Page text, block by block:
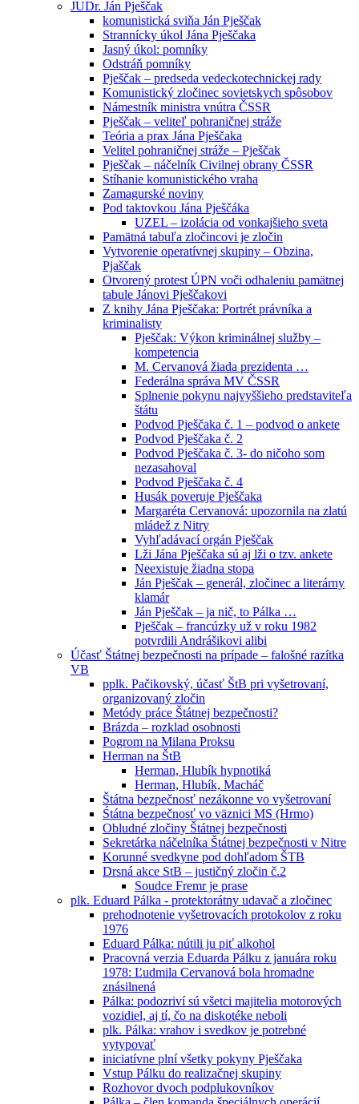
JUDr. Ján Pješčak
komunistická sviňa Ján Pješčak
Strannícky úkol Jána Pješčaka
Jasný úkol: pomníky
Odstráň pomníky
Pješčak – predseda vedeckotechnickej rady
Komunistický zločinec sovietskych spôsobov
Námestník ministra vnútra ČSSR
Pješčak – veliteľ pohraničnej stráže
Teória a prax Jána Pješčaka
Velitel pohraničnej stráže – Pješčak
Pješčak – náčelník Civilnej obrany ČSSR
Stíhanie komunistického vraha
Zamagurské noviny
Pod taktovkou Jána Pješčáka
UZEL – izolácia od vonkajšieho sveta
Pamätná tabuľa zločincovi je zločin
Vytvorenie operatívnej skupiny – Obzina,
Pjaščak
Otvorený protest ÚPN voči odhaleniu pamätnej
tabule Jánovi Pješčakovi
Z knihy Jána Pješčaka: Portrét právníka a
kriminalisty
Pješčak: Výkon kriminálnej služby –
kompetencia
M. Cervanová žiada prezidenta …
Federálna správa MV ČSSR
Splnenie pokynu najvyššieho predstaviteľa
štátu
Podvod Pješčaka č. 1 – podvod o ankete
Podvod Pješčaka č. 2
Podvod Pješčaka č. 3- do ničoho som
nezasahoval
Podvod Pješčaka č. 4
Husák poveruje Pješčaka
Margaréta Cervanová: upozornila na zlatú
mládež z Nitry
Vyhľadávací orgán Pješčak
Lži Jána Pješčaka sú aj lži o tzv. ankete
Neexistuje žiadna stopa
Ján Pješčak – generál, zločinec a literárny
klamár
Ján Pješčak – ja nič, to Pálka …
Pješčak – francúzky už v roku 1982
potvrdili Andrášikovi alibi
Účasť Štátnej bezpečnosti na prípade – falošné razítka
VB
pplk. Pačikovský, účasť ŠtB pri vyšetrovaní,
organizovaný zločin
Metódy práce Štátnej bezpečnosti?
Brázda – rozklad osobnosti
Pogrom na Milana Proksu
Herman na ŠtB
Herman, Hlubík hypnotiká
Herman, Hlubík, Macháč
Štátna bezpečnosť nezákonne vo vyšetrovaní
Śtátna bezpečnosť vo väznici MS (Hrmo)
Obludné zločiny Štátnej bezpečnosti
Sekretárka náčelníka Štátnej bezpečnosti v Nitre
Korunné svedkyne pod dohľadom ŠTB
Drsná akce StB – justičný zločin č.2
Soudce Fremr je prase
plk. Eduard Pálka - protektorátny udavač a zločinec
prehodnotenie vyšetrovacích protokolov z roku
1976
Eduard Pálka: nútili ju piť alkohol
Pracovná verzia Eduarda Pálku z januára roku
1978: Ľudmila Cervanová bola hromadne
znásilnená
Pálka: podozriví sú všetci majitelia motorových
vozidiel, aj tí, čo na diskotéke neboli
plk. Pálka: vrahov i svedkov je potrebné
vytypovať
iniciatívne plní všetky pokyny Pješčaka
Vstup Pálku do realizačnej skupiny
Rozhovor dvoch podplukovníkov